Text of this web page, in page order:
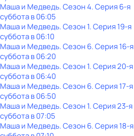
Маша и Медведь. Сезон 4. Серия 6-я
субботав06:05
Маша и Медведь. Сезон 1. Серия 19-я
субботав06:10
Маша и Медведь. Сезон 6. Серия 16-я
субботав06:20
Маша и Медведь. Сезон 1. Серия 20-я
субботав06:40
Маша и Медведь. Сезон 6. Серия 17-я
субботав06:50
Маша и Медведь. Сезон 1. Серия 23-я
субботав07:05
Маша и Медведь. Сезон 6. Серия 18-я